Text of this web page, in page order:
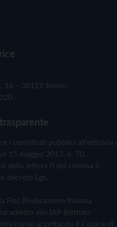
14 – 38122 Trento
i contributi pubblici all'editoria
15 maggio 2017, n. 70.
della lettera f) del comma 2
decreto Lgs.
Fisc (Federazione Italiana
aderito allo IAP (Istituto
accettando il Codice di